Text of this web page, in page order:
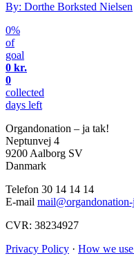
By: Dorthe Borksted Nielsen
0%
of
goal
0 kr.
0
collected
days left
Organdonation – ja tak!
Neptunvej 4
9200 Aalborg SV
Danmark
Telefon 30 14 14 14
E-mail
CVR: 38234927
Privacy Policy · How we